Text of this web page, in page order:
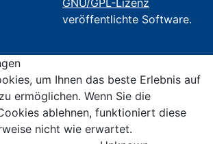
GNU/GPL-Lizenz
veröffentlichte Software.
um Ihnen das beste Erlebnis auf
ermöglichen. Wenn Sie die
ablehnen, funktioniert diese
nicht wie erwartet.